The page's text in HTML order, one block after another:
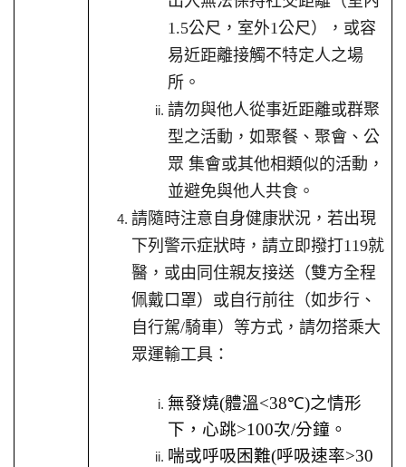
1.5公尺，室外1公尺），或容
易近距離接觸不特定人之場
所。
請勿與他人從事近距離或群聚
型之活動，如聚餐、聚會、公
眾 集會或其他相類似的活動，
並避免與他人共食。
請隨時注意自身健康狀況，若出現
下列警示症狀時，請立即撥打119就
醫，或由同住親友接送 （雙方全程
佩戴口罩） 或自行前往 （如步行、
自行駕/騎車） 等方式，請勿搭乘大
眾運輸工具：
無發燒(體溫<38℃)之情形
下，心跳>100次/分鐘。
喘或呼吸困難(呼吸速率>30